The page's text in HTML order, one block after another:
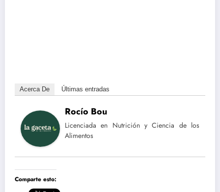
Acerca De Últimas entradas
Rocío Bou
Licenciada en Nutrición y Ciencia de los
Alimentos
Comparte esto: